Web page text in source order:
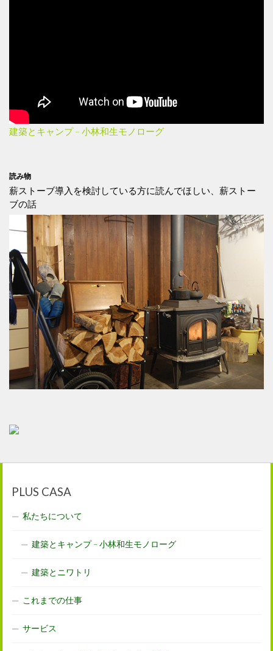
建築とキャンプ – 小林和生モノローグ
読み物
薪ストーブ導入を検討している方に読んでほしい、薪ストー
ブの話
PLUS CASA
私たちについて
建築とキャンプ – 小林和生モノローグ
建築とニワトリ
これまでの仕事
サービス